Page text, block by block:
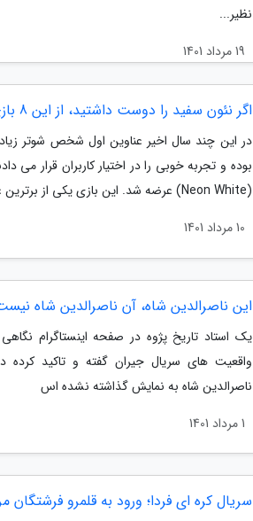
نظیر...
19 مرداد 1401
اگر نئون سفید را دوست داشتید، از این 8 بازی هم لذت خواهید برد
در این چند سال اخیر عناوین اول شخص شوتر
بوده و تجربه خوبی را در اختیار کاربران قرار
(Neon White) عرضه شد. این بازی یکی از برترین عناوین سبک شوتر و پلتفرمر بوده و بسیار...
10 مرداد 1401
این ناصرالدین شاه، آن ناصرالدین شاه
یک استاد تاریخ پژوه در صفحه اینستاگرام
واقعیت های سریال جیران گفته و تاکید
ناصرالدین شاه به نمایش گذاشته نشده اس
1 مرداد 1401
سریال کره ای فردا؛ ورود به قلمرو فرشتگان